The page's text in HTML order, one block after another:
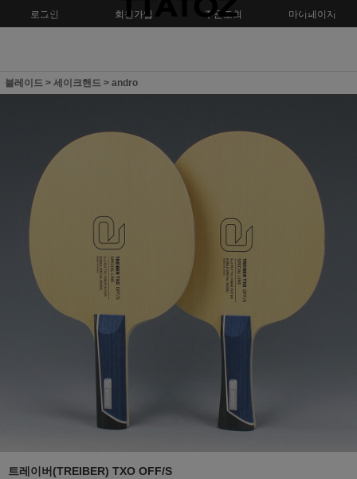
로그인 회원가입 주문조회 마이페이지
블레이드 > 세이크핸드 > andro
트레이버(TREIBER) TXO OFF/S